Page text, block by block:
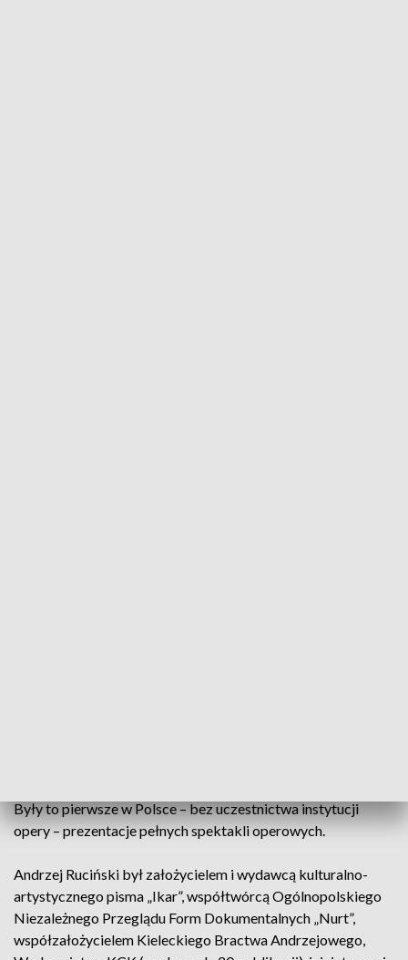
Były to pierwsze w Polsce – bez uczestnictwa instytucji
opery – prezentacje pełnych spektakli operowych.
Andrzej Ruciński był założycielem i wydawcą kulturalno-
artystycznego pisma „Ikar”, współtwórcą Ogólnopolskiego
Niezależnego Przeglądu Form Dokumentalnych „Nurt”,
współzałożycielem Kieleckiego Bractwa Andrzejowego,